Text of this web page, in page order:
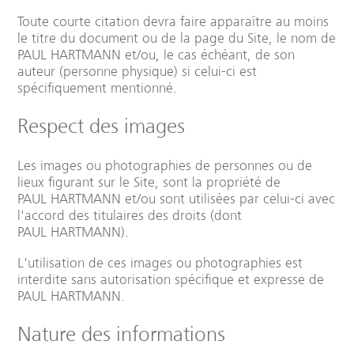
Toute courte citation devra faire apparaître au moins
le titre du document ou de la page du Site, le nom de
PAUL HARTMANN et/ou, le cas échéant, de son
auteur (personne physique) si celui-ci est
spécifiquement mentionné.
Respect des images
Les images ou photographies de personnes ou de
lieux figurant sur le Site, sont la propriété de
PAUL HARTMANN et/ou sont utilisées par celui-ci avec
l'accord des titulaires des droits (dont
PAUL HARTMANN).
L'utilisation de ces images ou photographies est
interdite sans autorisation spécifique et expresse de
PAUL HARTMANN.
Nature des informations